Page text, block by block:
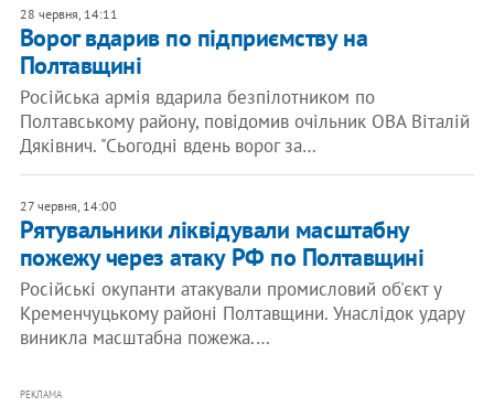
28 червня, 14:11
Ворог вдарив по підприємству на
Полтавщині
Російська армія вдарила безпілотником по
Полтавському району, повідомив очільник ОВА Віталій
Дяківнич. "Сьогодні вдень ворог за…
27 червня, 14:00
Рятувальники ліквідували масштабну
пожежу через атаку РФ по Полтавщині
Російські окупанти атакували промисловий об'єкт у
Кременчуцькому районі Полтавщини. Унаслідок удару
виникла масштабна пожежа.…
РЕКЛАМА